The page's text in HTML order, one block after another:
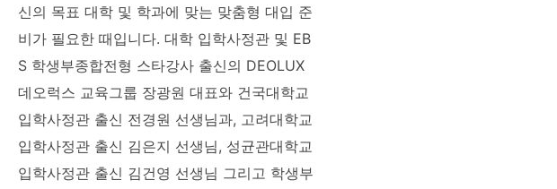
신의 목표 대학 및 학과에 맞는 맞춤형 대입 준
비가 필요한 때입니다. 대학 입학사정관 및 EB
S 학생부종합전형 스타강사 출신의 DEOLUX
데오럭스 교육그룹 장광원 대표와 건국대학교
입학사정관 출신 전경원 선생님과, 고려대학교
입학사정관 출신 김은지 선생님, 성균관대학교
입학사정관 출신 김건영 선생님 그리고 학생부